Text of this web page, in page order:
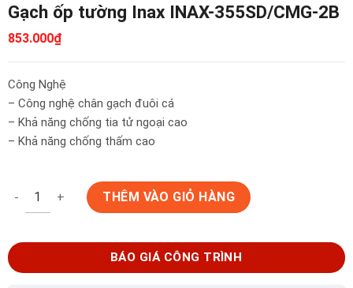
Gạch ốp tường Inax INAX-355SD/CMG-2B
853.000₫
Công Nghệ
– Công nghệ chân gạch đuôi cá
– Khả năng chống tia tử ngoại cao
– Khả năng chống thấm cao
Gạch ốp tường Inax INAX-355SD/CMG-2B số lượng
THÊM VÀO GIỎ HÀNG
BÁO GIÁ CÔNG TRÌNH